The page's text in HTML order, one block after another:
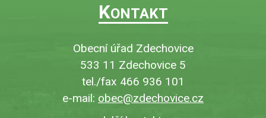
KONTAKT
Obecní úřad Zdechovice
533 11 Zdechovice 5
tel./fax 466 936 101
e-mail: obec@zdechovice.cz